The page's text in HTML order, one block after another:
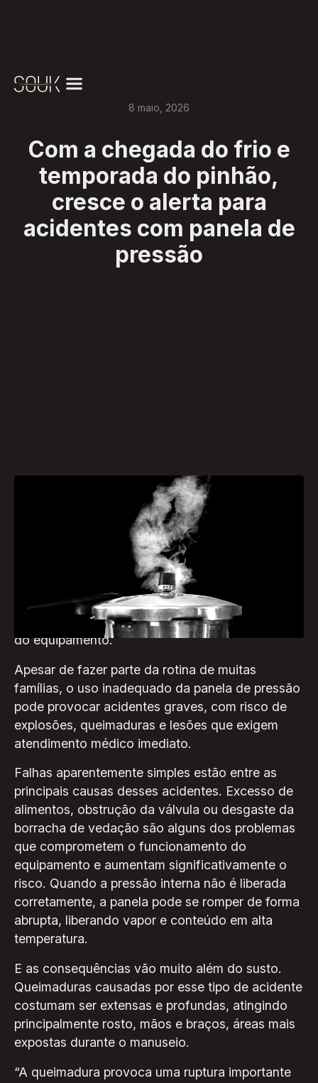
8 maio 2026
Com a chegada do frio e
temporada do pinhão,
cresce o alerta para
acidentes com panela de
pressão
Com a chegada do frio, receitas típicas da
estação voltam ao cardápio dos brasileiros e,
com elas, um item indispensável na cozinha: a
panela de pressão. O preparo do pinhão, por
exemplo, tão comum nessa época, reacende um
alerta importante dentro de casa, o uso correto
do equipamento.
Apesar de fazer parte da rotina de muitas
famílias, o uso inadequado da panela de pressão
pode provocar acidentes graves, com risco de
explosões, queimaduras e lesões que exigem
atendimento médico imediato.
Falhas aparentemente simples estão entre as
principais causas desses acidentes. Excesso de
alimentos, obstrução da válvula ou desgaste da
borracha de vedação são alguns dos problemas
que comprometem o funcionamento do
equipamento e aumentam significativamente o
risco. Quando a pressão interna não é liberada
corretamente, a panela pode se romper de forma
abrupta, liberando vapor e conteúdo em alta
temperatura.
E as consequências vão muito além do susto.
Queimaduras causadas por esse tipo de acidente
costumam ser extensas e profundas, atingindo
principalmente rosto, mãos e braços, áreas mais
expostas durante o manuseio.
“A queimadura provoca uma ruptura importante